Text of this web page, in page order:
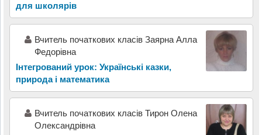
для школярів
Вчитель початкових класів Заярна Алла
Федорівна
Інтегрований урок: Українські казки,
природа і математика
Вчитель початкових класів Тирон Олена
Олександрівна